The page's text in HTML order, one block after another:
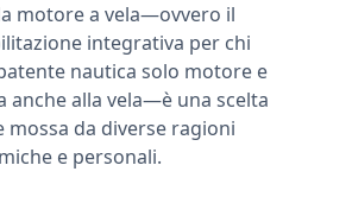
motore a vela—ovvero il
integrativa per chi
nautica solo motore e
anche alla vela—è una scelta
mossa da diverse ragioni
e personali.